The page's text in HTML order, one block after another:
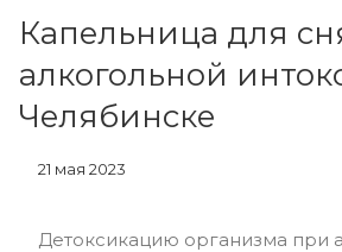
Капельница для
алкогольной
Челябинске
21 мая 2023
Детоксикацию организма при